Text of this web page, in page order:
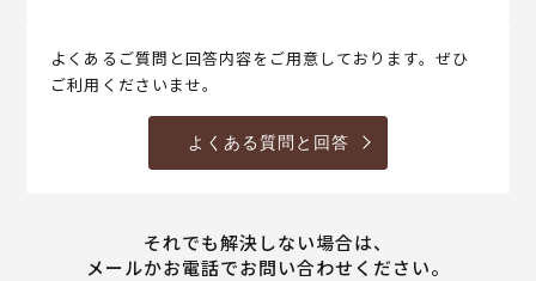
よくあるご質問と回答内容をご用意しております。ぜひ
ご利用くださいませ。
よくある質問と回答
それでも解決しない場合は、
メールかお電話でお問い合わせください。